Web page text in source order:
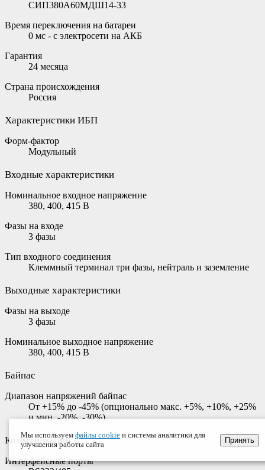
СИП380А60МДШ14-33
Время переключения на батареи
0 мс - с электросети на АКБ
Гарантия
24 месяца
Страна происхождения
Россия
Характеристики ИБП
Форм-фактор
Модульный
Входные характеристики
Номинальное входное напряжение
380, 400, 415 В
Фазы на входе
3 фазы
Тип входного соединения
Клеммный терминал три фазы, нейтраль и заземление
Выходные характеристики
Фазы на выходе
3 фазы
Номинальное выходное напряжение
380, 400, 415 В
Байпас
Диапазон напряжений байпас
От +15% до -45% (опционально макс. +5%, +10%, +25%
и мин. -20%, -30%)
Коммуникации
Интерфейсные порты
Мы используем файлы cookie и системы аналитики для
улучшения работы сайта
Принять